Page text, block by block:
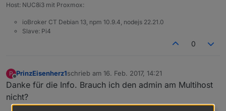
Host: NUC8i3 mit Proxmox:
ioBroker CT Debian 13, npm 10.9.4, nodejs 22.21.0
Slave: Pi4
0
P
Offline
PrinzEisenherz1schrieb am 16. Feb. 2017, 14:21
zuletzt editiert von
Danke für die Info. Brauch ich den admin am Multihost
nicht?